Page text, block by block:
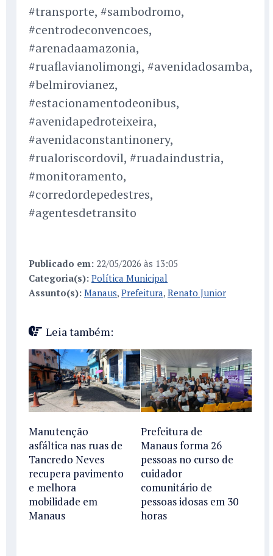
#transporte, #sambodromo,
#centrodeconvencoes,
#arenadaamazonia,
#ruaflavianolimongi, #avenidadosamba,
#belmirovianez,
#estacionamentodeonibus,
#avenidapedroteixeira,
#avenidaconstantinonery,
#rualoriscordovil, #ruadaindustria,
#monitoramento,
#corredordepedestres,
#agentesdetransito
Publicado em: 22/05/2026 às 13:05
Categoria(s): Política Municipal
Assunto(s): Manaus, Prefeitura, Renato Junior
Leia também:
Manutenção
asfáltica nas ruas de
Tancredo Neves
recupera pavimento
e melhora
mobilidade em
Manaus
Prefeitura de
Manaus forma 26
pessoas no curso de
cuidador
comunitário de
pessoas idosas em 30
horas